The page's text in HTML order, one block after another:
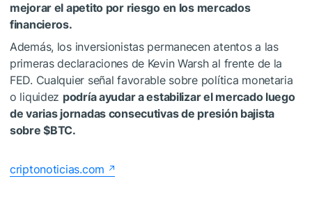
mejorar el apetito por riesgo en los mercados
financieros.
Además, los inversionistas permanecen atentos a las
primeras declaraciones de Kevin Warsh al frente de la
FED. Cualquier señal favorable sobre política monetaria
o liquidez podría ayudar a estabilizar el mercado luego
de varias jornadas consecutivas de presión bajista
sobre$BTC.
criptonoticias.com